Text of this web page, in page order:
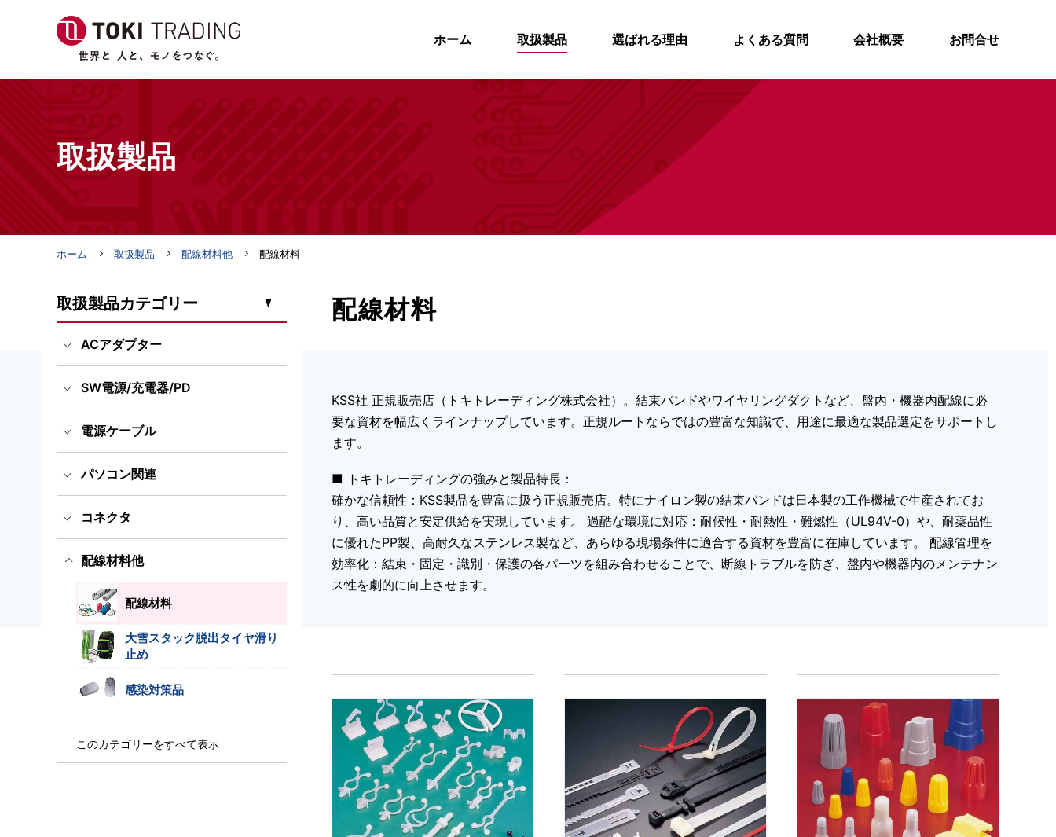
ホーム 取扱製品 選ばれる理由 よくある質問 会社概要 お問合せ
取扱製品
ホーム 取扱製品 配線材料他 配線材料
配線材料
KSS社 正規販売店（トキトレーディング株式会社）。結束バンドやワイヤリングダクトなど、盤内・機器内配線に必
要な資材を幅広くラインナップしています。正規ルートならではの豊富な知識で、用途に最適な製品選定をサポートし
ます。
■ トキトレーディングの強みと製品特長：
確かな信頼性：KSS製品を豊富に扱う正規販売店。特にナイロン製の結束バンドは日本製の工作機械で生産されてお
り、高い品質と安定供給を実現しています。 過酷な環境に対応：耐候性・耐熱性・難燃性（UL94V-0）や、耐薬品性
に優れたPP製、高耐久なステンレス製など、あらゆる現場条件に適合する資材を豊富に在庫しています。 配線管理を
効率化：結束・固定・識別・保護の各パーツを組み合わせることで、断線トラブルを防ぎ、盤内や機器内のメンテナン
ス性を劇的に向上させます。
取扱製品カテゴリー
ACアダプター
医療規格ACアダプター
一般規格ACアダプター
家電規格ACアダプター
このカテゴリーをすべて表示
SW電源/充電器/PD
スイッチング電源
充電器
パワーデリバリー電源
LED電源・防水アダプター
このカテゴリーをすべて表示
電源ケーブル
国内用電源ケーブル（ACコー
ド）
海外輸出用電源ケーブル（AC
コード）
抜け防止電源ケーブル（ロッ
ク式）
PSEホスピタルグレード抜け
防止
このカテゴリーをすべて表示
パソコン関連
医療規格タッチパネルPC
産業規格タッチパネルPC
洗えるキーボードとマウス
空中ディスプレイ
UPS無停電電源装置
コネクタ
出力プラグ・コネクタ
ITT CANNON社製コネクタ
ODU社製コネクタセット
このカテゴリーをすべて表示
配線材料他
配線材料
大雪スタック脱出タイヤ滑り
止め
感染対策品
このカテゴリーをすべて表示